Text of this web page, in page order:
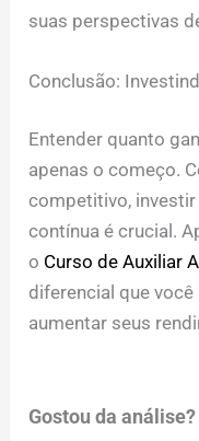
suas perspectivas
Conclusão:
Entender quanto
apenas o começo.
competitivo,
contínua é crucial.
o Curso de Auxiliar
diferencial que
aumentar seus
Gostou da análise?